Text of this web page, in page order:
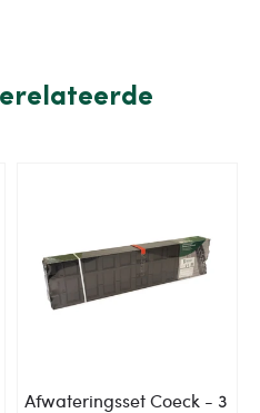
Afwateringsset Coeck - 3